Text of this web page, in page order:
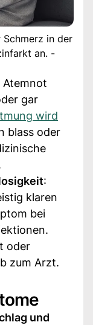
in der
an. -
Atemnot
gar
wird
blass oder
:
klaren
bei
oder
zum Arzt.
und